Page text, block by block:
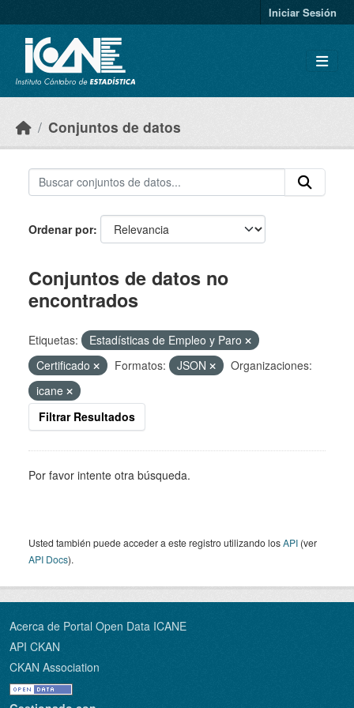
Iniciar Sesión
Conjuntos de datos
Ordenar por
Conjuntos de datos no
encontrados
Etiquetas:
Estadísticas de Empleo y Paro
Certificado
Formatos: JSON
Organizaciones:
icane
Filtrar Resultados
Por favor intente otra búsqueda.
Usted también puede acceder a este registro utilizando losAPI (ver
API Docs).
Acerca de Portal Open Data ICANE
API CKAN
CKAN Association